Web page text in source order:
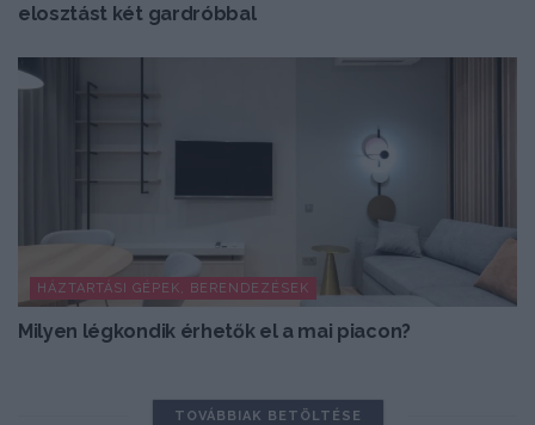
elosztást két gardróbbal
HÁZTARTÁSI GÉPEK, BERENDEZÉSEK
Milyen légkondik érhetők el a mai piacon?
TOVÁBBIAK BETÖLTÉSE